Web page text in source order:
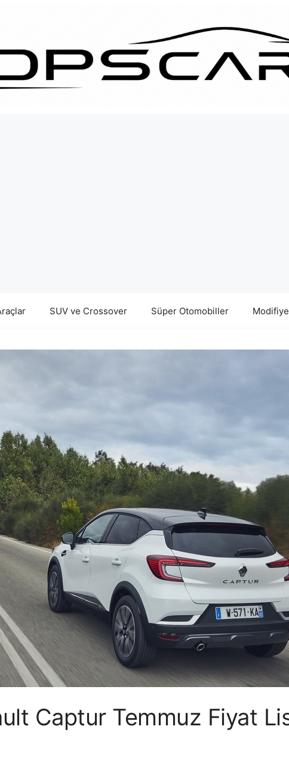
SUV ve Crossover Süper Otomobiller
Captur Temmuz Fiyat